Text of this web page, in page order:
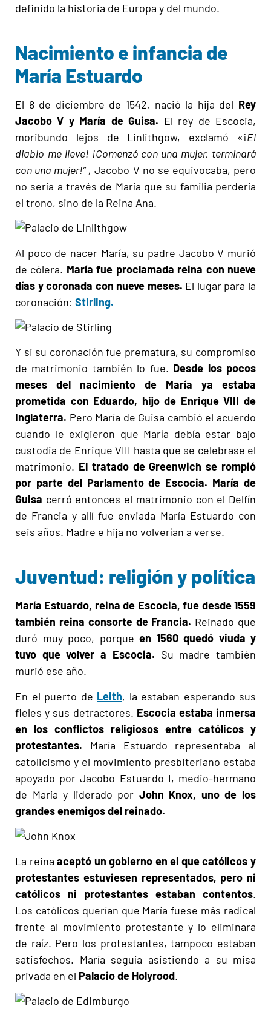
definido la historia de Europa y del mundo.
Nacimiento e infancia de
María Estuardo
El 8 de diciembre de 1542, nació la hija del Rey
Jacobo V y María de Guisa. El rey de Escocia,
moribundo lejos de Linlithgow, exclamó «¡El
diablo me lleve! ¡Comenzó con una mujer, terminará
con una mujer!” , Jacobo V no se equivocaba, pero
no sería a través de María que su familia perdería
el trono, sino de la Reina Ana.
Al poco de nacer María, su padre Jacobo V murió
de cólera. María fue proclamada reina con nueve
días y coronada con nueve meses. El lugar para la
coronación: Stirling.
Y si su coronación fue prematura, su compromiso
de matrimonio también lo fue. Desde los pocos
meses del nacimiento de María ya estaba
prometida con Eduardo, hijo de Enrique VIII de
Inglaterra. Pero María de Guisa cambió el acuerdo
cuando le exigieron que María debía estar bajo
custodia de Enrique VIII hasta que se celebrase el
matrimonio. El tratado de Greenwich se rompió
por parte del Parlamento de Escocia. María de
Guisa cerró entonces el matrimonio con el Delfín
de Francia y allí fue enviada María Estuardo con
seis años. Madre e hija no volverían a verse.
Juventud: religión y política
María Estuardo, reina de Escocia, fue desde 1559
también reina consorte de Francia. Reinado que
duró muy poco, porque en 1560 quedó viuda y
tuvo que volver a Escocia. Su madre también
murió ese año.
En el puerto de Leith, la estaban esperando sus
fieles y sus detractores. Escocia estaba inmersa
en los conflictos religiosos entre católicos y
protestantes. María Estuardo representaba al
catolicismo y el movimiento presbiteriano estaba
apoyado por Jacobo Estuardo I, medio-hermano
de María y liderado por John Knox, uno de los
grandes enemigos del reinado.
La reinaaceptó un gobierno en el que católicos y
protestantes estuviesen representados, pero ni
católicos ni protestantes estaban contentos.
Los católicos querían que María fuese más radical
frente al movimiento protestante y lo eliminara
de raíz. Pero los protestantes, tampoco estaban
satisfechos. María seguía asistiendo a su misa
privada en el Palacio de Holyrood.